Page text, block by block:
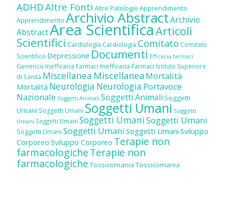
ADHDAltre Fonti Altre Patologie Apprendimento
Apprendimento Archivio AbstractArchivio
AbstractArea ScientificaArticoli
Scientifici Cardiologia Cardiologia Comitato Comitato
Scientifico Depressione Documenti Efficacia farmaci
Generico Inefficacia Farmaci Inefficacia Farmaci Istituto Superiore
di Sanità Miscellanea Miscellanea Mortalità
Mortalità Neurologia Neurologia Portavoce
Nazionale Soggetti Animali Soggetti Animali Soggetti
Umani Soggetti Umani Soggetti Umani Soggetti
Umani Soggetti Umani Soggetti UmaniSoggetti Umani
Soggetti Umani Soggetti Umani Soggetti Umani Sviluppo
Corporeo Sviluppo Corporeo Terapie non
farmacologicheTerapie non
farmacologiche Tossicomania Tossicomania